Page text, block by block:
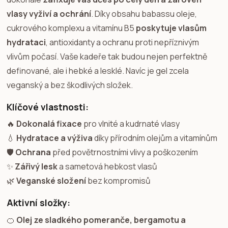
vlasy vyživí a ochrání. Díky obsahu babassu oleje,
cukrového komplexu a vitamínu B5 poskytuje vlasům
hydrataci, antioxidanty a ochranu proti nepříznivým
vlivům počasí. Vaše kadeře tak budou nejen perfektně
definované, ale i hebké a lesklé. Navíc je gel zcela
veganský a bez škodlivých složek.
Klíčové vlastnosti:
🔥 Dokonalá fixace pro vlnité a kudrnaté vlasy
💧 Hydratace a výživadíky přírodním olejům a vitamínům
🛡️ Ochrana před povětrnostními vlivy a poškozením
✨ Zářivý leska sametová hebkost vlasů
🌿Veganské složeníbez kompromisů
Aktivní složky:
🍊 Olej ze sladkého pomeranče, bergamotu a